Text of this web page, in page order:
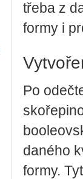
třeba z
formy i
Po
daného
formy.